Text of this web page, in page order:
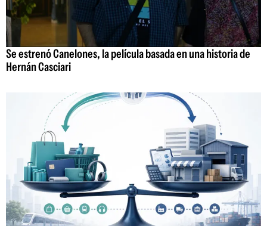
Se estrenó Canelones, la película basada en una historia de
Hernán Casciari